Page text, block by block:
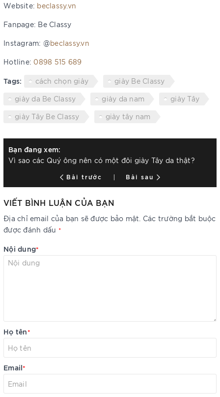
Website: beclassy.vn
Fanpage: Be Classy
Instagram: @beclassy.vn
Hotline: 0898 515 689
Tags: cách chọn giày
giày Be Classy
giày da Be Classy
giày da nam
giày Tây
giày Tây Be Classy
giày tây nam
Bạn đang xem:
Vì sao các Quý ông nên có một đôi giày Tây da thật?
Bài trước Bài sau
VIẾT BÌNH LUẬN CỦA BẠN
Địa chỉ email của bạn sẽ được bảo mật. Các trường bắt buộc
được đánh dấu *
Nội dung*
Họ tên*
Email*